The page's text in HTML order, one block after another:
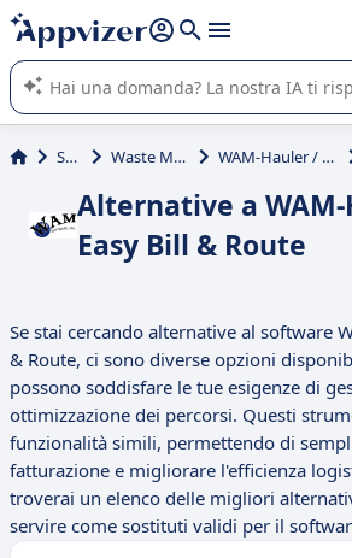
righe con
shift + enter
L'IA di Appvizer vi guida nell'utilizzo o nella
software SaaS per la vostra azienda.
Servizi Waste Management WAM-Hauler / Easy Bill & Route
Alternative a
Easy Bill & Route
Se stai cercando alternative al software
& Route, ci sono diverse opzioni
possono soddisfare le tue esigenze di
ottimizzazione dei percorsi. Questi
funzionalità simili, permettendo di
fatturazione e migliorare l'efficienza
troverai un elenco delle migliori
servire come sostituti validi per il